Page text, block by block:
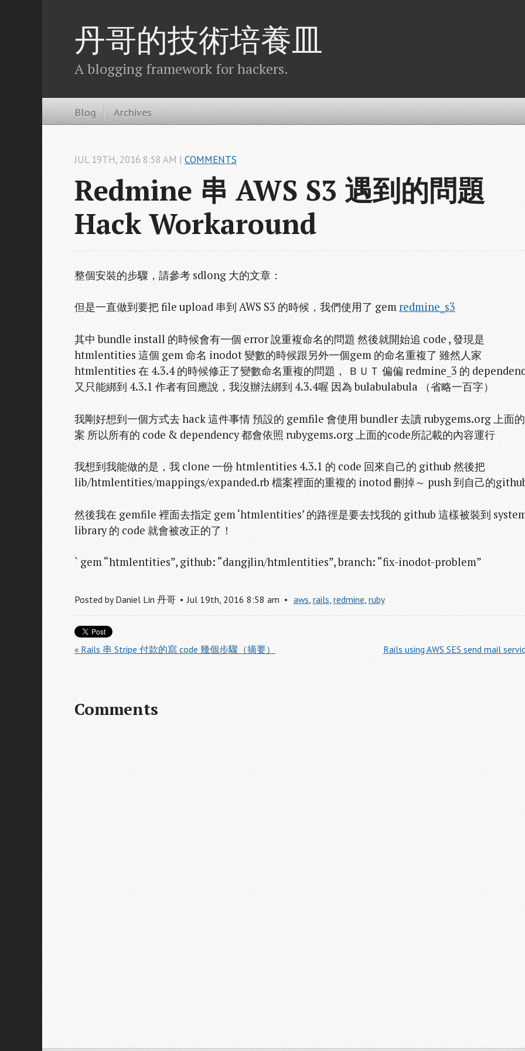
丹哥的技術培養皿
A blogging framework for hackers.
Blog Archives
Redmine 串 AWS S3 遇到的問題
Hack Workaround
JUL 19TH, 2016 8:58 AM | COMMENTS
整個安裝的步驟，請參考 sdlong 大的文章：
但是一直做到要把 file upload 串到 AWS S3 的時候，我們使用了 gemredmine_s3
其中 bundle install 的時候會有一個 error 說重複命名的問題 然後就開始追 code , 發現是
htmlentities 這個 gem 命名 inodot 變數的時候跟另外一個gem 的命名重複了 雖然人家
htmlentities 在 4.3.4 的時候修正了變數命名重複的問題， ＢＵＴ 偏偏 redmine_3 的
又只能綁到 4.3.1 作者有回應說，我沒辦法綁到 4.3.4喔 因為 bulabulabula （省略一百字）
我剛好想到一個方式去 hack 這件事情 預設的 gemfile 會使用 bundler 去讀 rubygems.org 上面
案 所以所有的 code & dependency 都會依照 rubygems.org 上面的code所記載的內容運行
我想到我能做的是，我 clone 一份 htmlentities 4.3.1 的 code 回來自己的 github 然後把
lib/htmlentities/mappings/expanded.rb 檔案裡面的重複的 inotod 刪掉～ push 到自己的
然後我在 gemfile 裡面去指定 gem ‘htmlentities’ 的路徑是要去找我的 github 這樣被裝到
library 的 code 就會被改正的了！
` gem “htmlentities”, github: “dangjlin/htmlentities”, branch: “fix-inodot-problem”
Posted by Daniel Lin 丹哥 Jul 19th, 2016 8:58 am aws, rails, redmine, ruby
« Rails 串 Stripe 付款的寫 code 幾個步驟（摘要） Rails using AWS SES send mail
Comments